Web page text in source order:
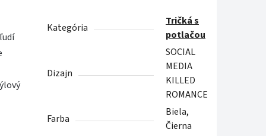
Kategória
Tričká s
potlačou
Dizajn
SOCIAL
MEDIA
KILLED
ROMANCE
Farba
Biela,
Čierna